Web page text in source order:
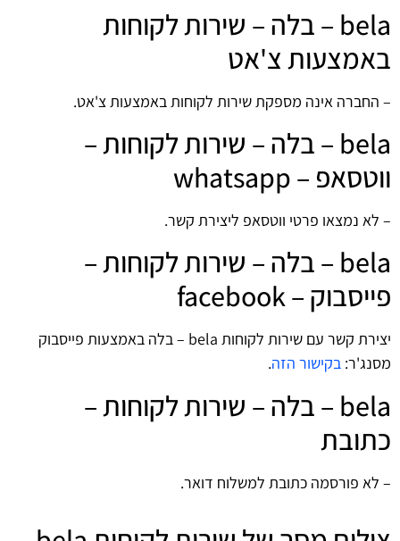
bela – בלה – שירות לקוחות
באמצעות צ'אט
– החברה אינה מספקת שירות לקוחות באמצעות צ'אט.
bela – בלה – שירות לקוחות –
ווטסאפ – whatsapp
– לא נמצאו פרטי ווטסאפ ליצירת קשר.
bela – בלה – שירות לקוחות –
פייסבוק – facebook
יצירת קשר עם שירות לקוחות bela – בלה באמצעות פייסבוק
מסנג'ר: בקישור הזה.
bela – בלה – שירות לקוחות –
כתובת
– לא פורסמה כתובת למשלוח דואר.